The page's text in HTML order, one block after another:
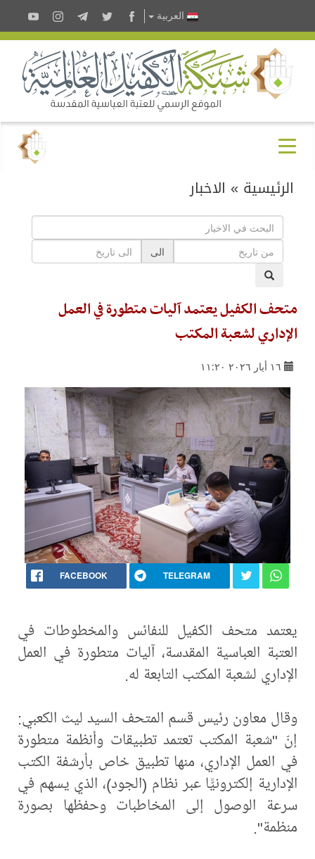
العربية
الرئيسية » الاخبار
الى
متحف الكفيل يعتمد آليات متطورة في العمل
الإداري لشعبة المكتب
١٦ أيار ٢٠٢٦ ١١:٢٠
FACEBOOK TELEGRAM
يعتمد متحف الكفيل للنفائس والمخطوطات في
العتبة العباسية المقدسة، آليات متطورة في العمل
الإداري لشعبة المكتب التابعة له.
وقال معاون رئيس قسم المتحف السيد ليث الكعبي:
إنّ "شعبة المكتب تعتمد تطبيقات وأنظمة متطورة
في العمل الإداري، منها تطبيق خاص بأرشفة الكتب
الإدارية إلكترونيًّا عبر نظام (الجود)، الذي يسهم في
سرعة الوصول إلى المخاطبات وحفظها بصورة
منظمة".